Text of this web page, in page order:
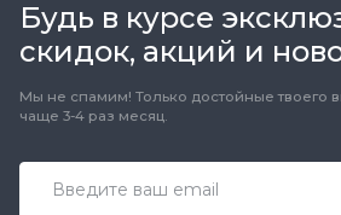
Будь в курсе
скидок, акций и
Мы не спамим! Только достойные твоего
чаще 3-4 раз месяц.